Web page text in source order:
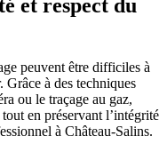
et respect du
peuvent être difficiles à
Grâce à des techniques
ou le traçage au gaz,
en préservant l’intégrité
à Château-Salins.